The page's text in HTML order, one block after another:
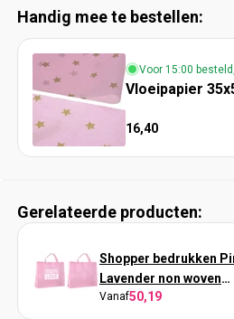
Handig mee te bestellen:
Voor 15:00
Vloeipapier
16,40
Gerelateerde producten:
Shopper bedrukken
Lavender non woven
54x14x45cm
Vanaf50,19